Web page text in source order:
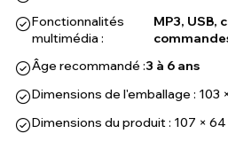
Fonctionnalités
multimédia :
MP3, USB,
Âge recommandé :3 à 6 ans
Dimensions de l'emballage : 103
Dimensions du produit : 107 ×